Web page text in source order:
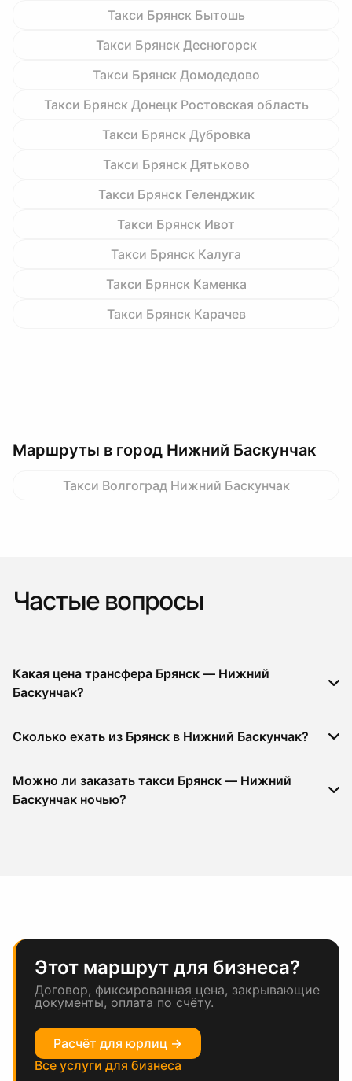
Такси Брянск Бытошь
Такси Брянск Десногорск
Такси Брянск Домодедово
Такси Брянск Донецк Ростовская область
Такси Брянск Дубровка
Такси Брянск Дятьково
Такси Брянск Геленджик
Такси Брянск Ивот
Такси Брянск Калуга
Такси Брянск Каменка
Такси Брянск Карачев
Маршруты в город Нижний Баскунчак
Такси Волгоград Нижний Баскунчак
Частые вопросы
Какая цена трансфера Брянск — Нижний
Баскунчак?
Сколько ехать из Брянск в Нижний Баскунчак?
Можно ли заказать такси Брянск — Нижний
Баскунчак ночью?
Этот маршрут для бизнеса?
Договор, фиксированная цена, закрывающие
документы, оплата по счёту.
Расчёт для юрлиц →
Все услуги для бизнеса